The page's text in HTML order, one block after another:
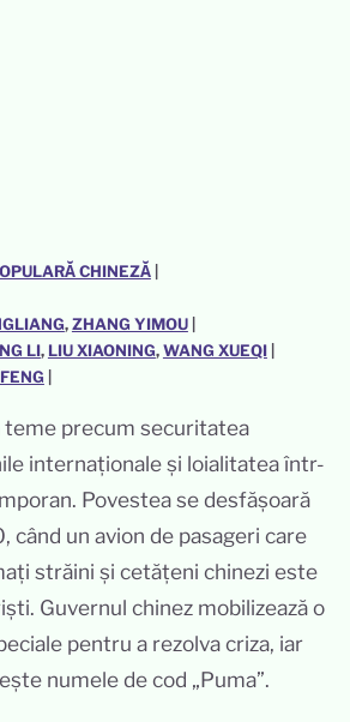
CHINEZĂ|
, ZHANG YIMOU|
LI, LIU XIAONING, WANG XUEQI|
teme precum securitatea
internaționale și loialitatea într-
Povestea se desfășoară
când un avion de pasageri care
străini și cetățeni chinezi este
Guvernul chinez mobilizează o
pentru a rezolva criza, iar
numele de cod „Puma”.